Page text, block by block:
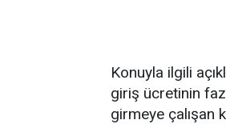
Konuyla ilgili
giriş ücretinin
girmeye çalışan